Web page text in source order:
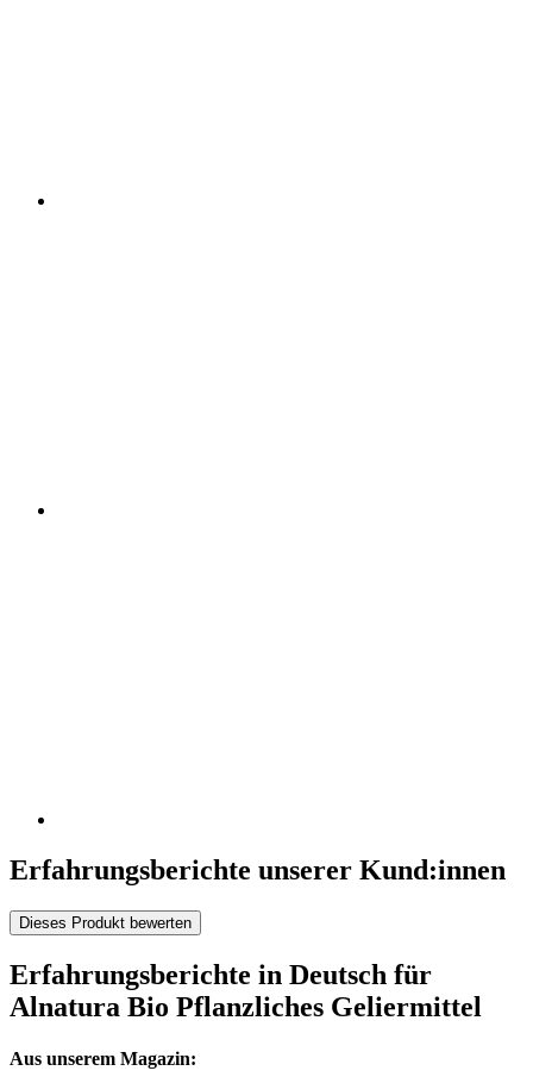
Erfahrungsberichte unserer Kund:innen
Dieses Produkt bewerten
Erfahrungsberichte in Deutsch für
Alnatura Bio Pflanzliches Geliermittel
Aus unserem Magazin: